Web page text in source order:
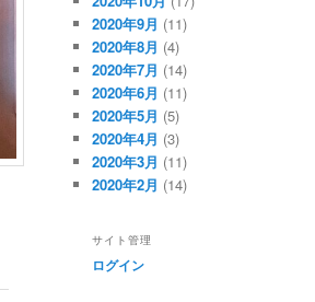
2020年9月 (11)
2020年8月 (4)
2020年7月 (14)
2020年6月 (11)
2020年5月 (5)
2020年4月 (3)
2020年3月 (11)
2020年2月 (14)
サイト管理
ログイン